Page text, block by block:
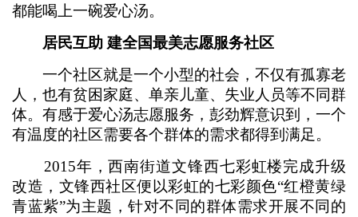
都能喝上一碗爱心汤。
居民互助 建全国最美志愿服务社区
一个社区就是一个小型的社会，不仅有孤寡老
人，也有贫困家庭、单亲儿童、失业人员等不同群
体。有感于爱心汤志愿服务，彭劲辉意识到，一个
有温度的社区需要各个群体的需求都得到满足。
2015年，西南街道文锋西七彩虹楼完成升级
改造，文锋西社区便以彩虹的七彩颜色“红橙黄绿
青蓝紫”为主题，针对不同的群体需求开展不同的